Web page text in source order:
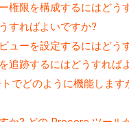
権限を構成するにはどう
すればよいですか?
ューを設定するにはどう
追跡するにはどうすれば
でどのように機能します